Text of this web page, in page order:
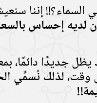
السماء؟!! إننا
لديه إحساس
جديدًا دائمًا،
وقت، لذلك نُسمِّي